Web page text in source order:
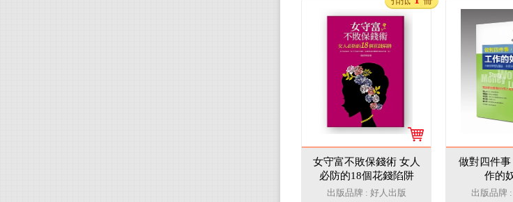
女守富不敗保錢術 女人
必防的18個花錢陷阱
出版品牌 : 好人出版
做對四件
作的
出版品牌